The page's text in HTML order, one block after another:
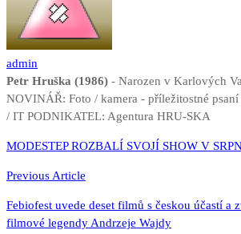
admin
Petr Hruška (1986) - Narozen v Karlových
NOVINÁŘ: Foto / kamera - příležitostné
/ IT PODNIKATEL: Agentura HRU-SKA
Navigace
pro
MODESTEP ROZBALÍ SVOJÍ SHOW V
Previous Article
Febiofest uvede deset filmů s českou účastí a
filmové legendy Andrzeje Wajdy